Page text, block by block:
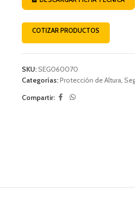
COTIZAR PRODUCTOS
SKU:SEG060070
Categorías:Protección de Altura,
Compartir: